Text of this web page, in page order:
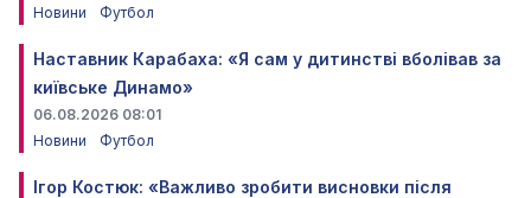
Новини
Футбол
Наставник Карабаха: «Я сам у дитинстві вболівав за
київське Динамо»
06.08.2026 08:01
Новини
Футбол
Ігор Костюк: «Важливо зробити висновки після